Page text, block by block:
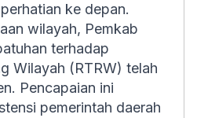
ke depan.
wilayah, Pemkab
terhadap
Wilayah (RTRW) telah
Pencapaian ini
pemerintah daerah